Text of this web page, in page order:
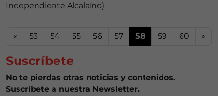
Independiente Alcalaíno)
« 53 54 55 56 57 58 59 60 »
Suscríbete
No te pierdas otras noticias y contenidos.
Suscríbete a nuestra Newsletter.